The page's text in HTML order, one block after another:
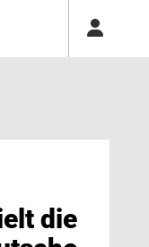
die